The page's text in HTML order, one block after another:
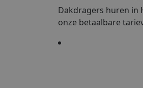
Dakdragers huren in
onze betaalbare